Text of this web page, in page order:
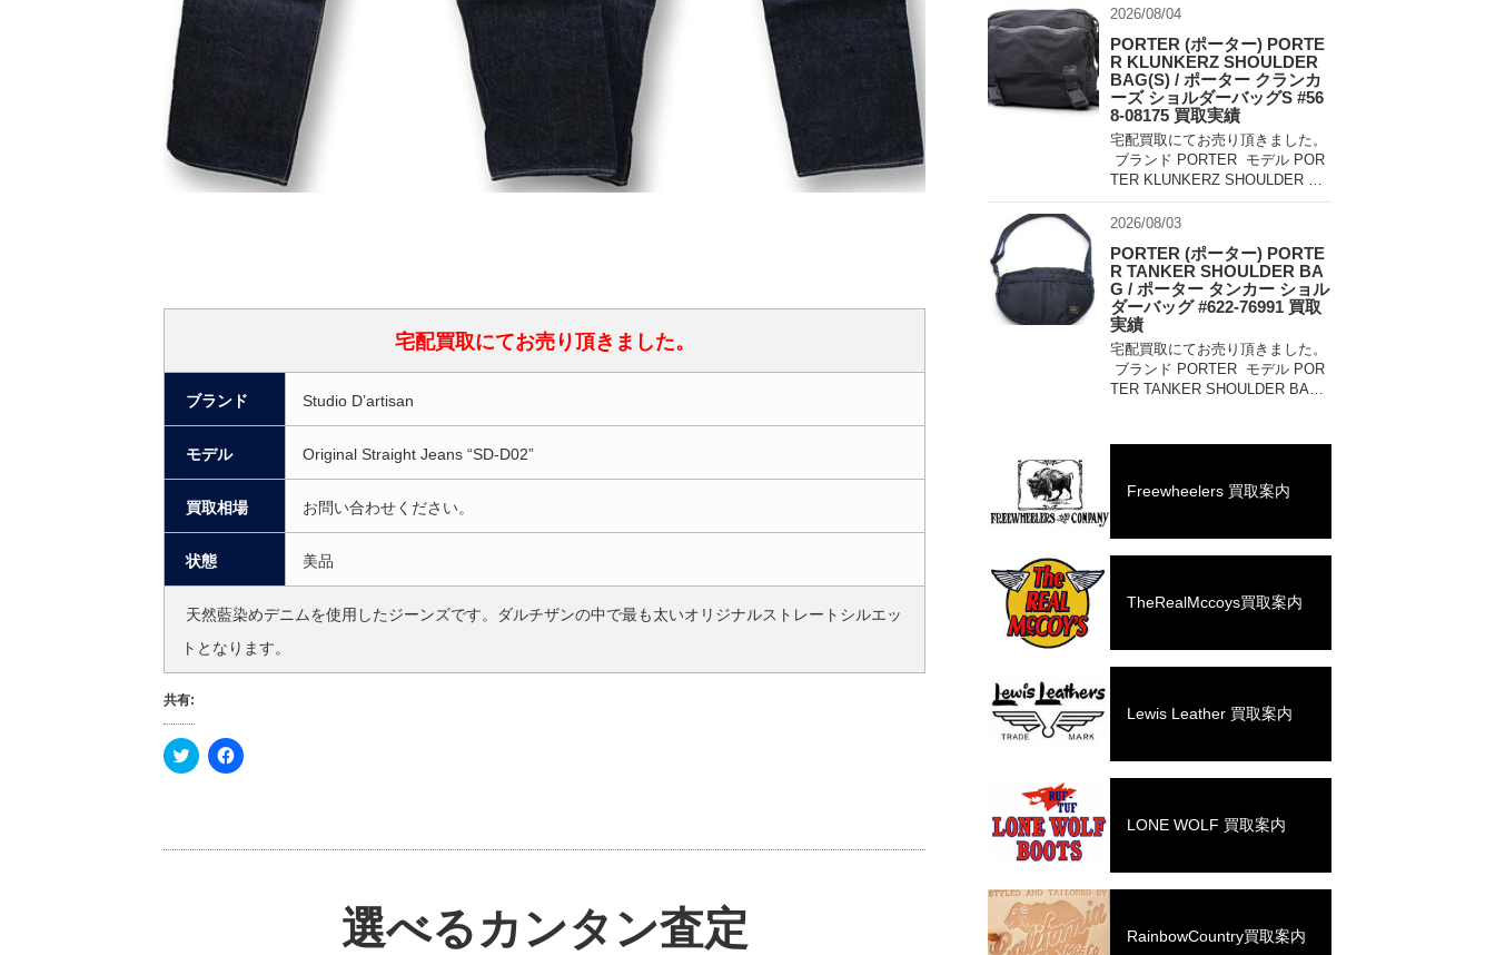
宅配買取にてお売り頂きました。
ブランド Studio D’artisan
モデル Original Straight Jeans “SD-D02”
買取相場 お問い合わせください。
状態 美品
天然藍染めデニムを使用したジーンズです。ダルチザンの中で最も太いオリジナルストレートシルエッ
トとなります。
共有:
ク
リ
w
F
a
k
選べるカンタン査定
さい。 状態 美中古品 軽量でコン
2026/08/04
PORTER (ポーター) PORTE
R KLUNKERZ SHOULDER
BAG(S) / ポーター クランカ
ーズ ショルダーバッグS #56
8-08175 買取実績
宅配買取にてお売り頂きました。
ブランド PORTER モデル POR
TER KLUNKERZ SHOULDER BA
G(S) #568-08175 買取相場 お問
い合わせください。 状態 美中古
2026/08/03
PORTER (ポーター) PORTE
R TANKER SHOULDER BA
G / ポーター タンカー ショル
ダーバッグ #622-76991 買取
実績
宅配買取にてお売り頂きました。
ブランド PORTER モデル POR
TER TANKER SHOULDER BAG
年に誕生したPO […]
Freewheelers 買取案内
TheRealMccoys買取案内
Lewis Leather 買取案内
LONE WOLF 買取案内
RainbowCountry買取案内